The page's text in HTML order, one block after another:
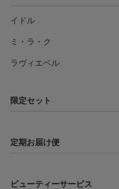
イドル
ミ・ラ・ク
ラヴィエベル
限定セット
定期お届け便
ビューティーサービス